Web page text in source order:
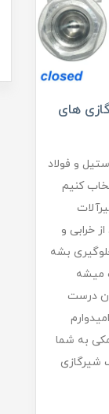
های
و فولاد
کنیم
خرابی و
بشه
میشه
درست
به شما
شیرگازی